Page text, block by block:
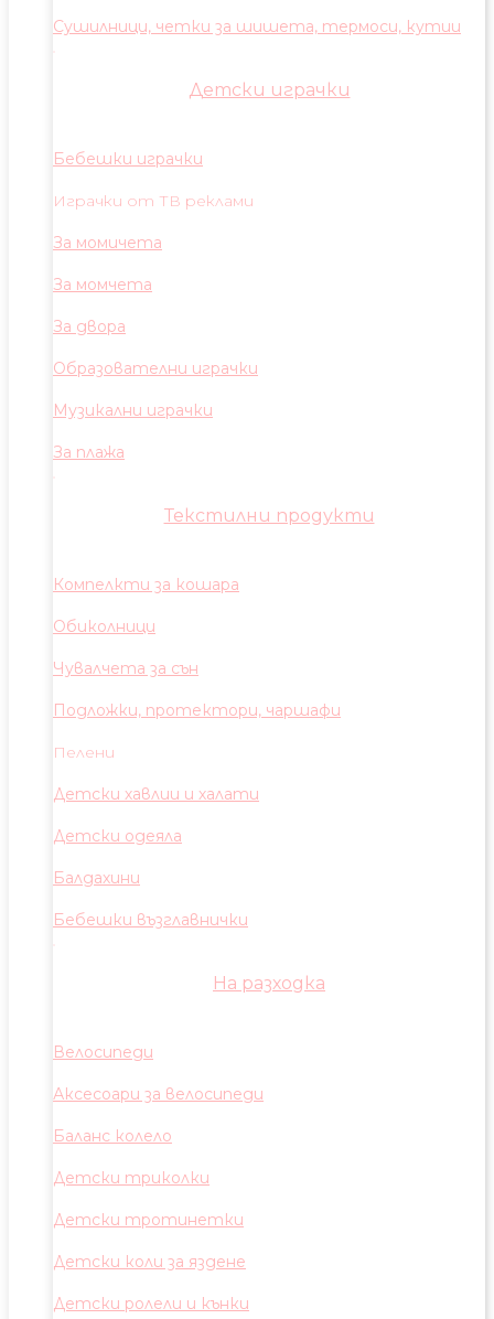
Сушилници, четки за шишета, термоси, кутии
Детски играчки
Бебешки играчки
Играчки от ТВ реклами
За момичета
За момчета
За двора
Образователни играчки
Музикални играчки
За плажа
Текстилни продукти
Компелкти за кошара
Обиколници
Чувалчета за сън
Подложки, протектори, чаршафи
Пелени
Детски хавлии и халати
Детски одеяла
Балдахини
Бебешки възглавнички
На разходка
Велосипеди
Аксесоари за велосипеди
Баланс колело
Детски триколки
Детски тротинетки
Детски коли за яздене
Детски ролели и кънки